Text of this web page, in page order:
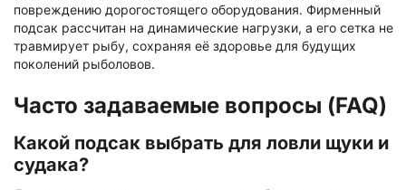
повреждению дорогостоящего оборудования. Фирменный
подсак рассчитан на динамические нагрузки, а его сетка не
травмирует рыбу, сохраняя её здоровье для будущих
поколений рыболовов.
Часто задаваемые вопросы (FAQ)
Какой подсак выбрать для ловли щуки и
судака?